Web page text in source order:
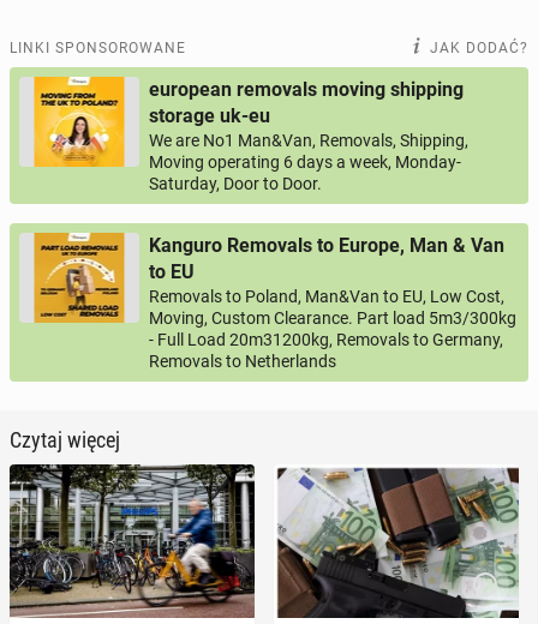
LINKI SPONSOROWANE JAK DODAĆ?
european removals moving shipping
storage uk-eu
We are No1 Man&Van, Removals, Shipping,
Moving operating 6 days a week, Monday-
Saturday, Door to Door.
Kanguro Removals to Europe, Man & Van
to EU
Removals to Poland, Man&Van to EU, Low Cost,
Moving, Custom Clearance. Part load 5m3/300kg
- Full Load 20m31200kg, Removals to Germany,
Removals to Netherlands
Czytaj więcej